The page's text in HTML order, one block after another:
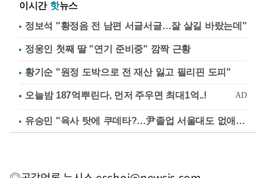
이시간 핫뉴스
정보석 "황정음 전 남편 서글서글…잘 살길 바랐는데"
정웅인 첫째 딸 "연기 준비중" 깜짝 근황
황기순 "원정 도박으로 전 재산 잃고 필리핀 도피"
유승민 "육사 탓에 쿠데타?…尹졸업 서울대도 없애나"